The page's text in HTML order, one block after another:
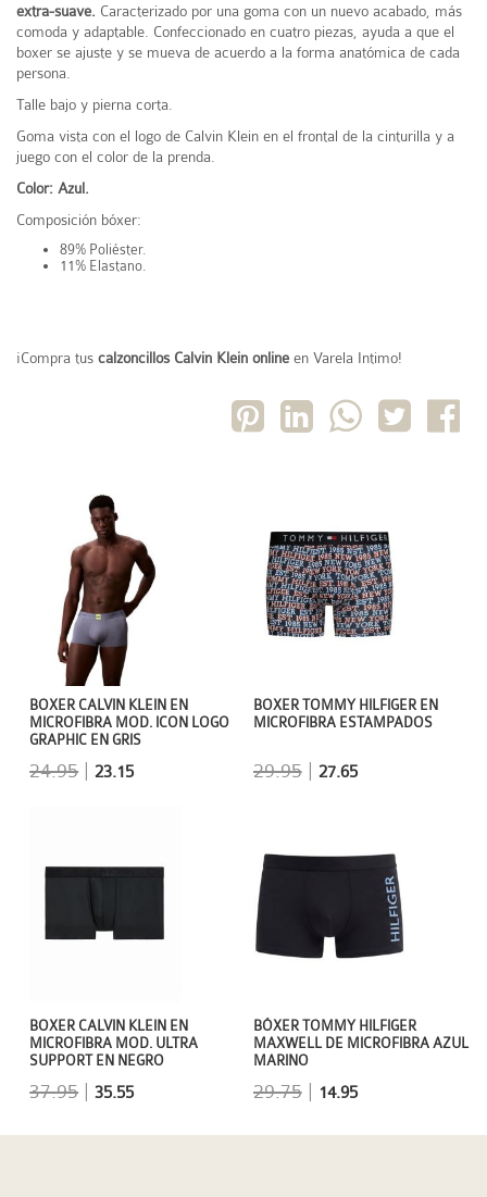
extra-suave. Caracterizado por una goma con un nuevo acabado, más
comoda y adaptable. Confeccionado en cuatro piezas, ayuda a que el
boxer se ajuste y se mueva de acuerdo a la forma anatómica de cada
persona.
Talle bajo y pierna corta.
Goma vista con el logo de Calvin Klein en el frontal de la cinturilla y a
juego con el color de la prenda.
Color: Azul.
Composición bóxer:
89% Poliéster.
11% Elastano.
¡Compra tus calzoncillos Calvin Klein online en Varela Intimo!
BOXER TOMMY HILFIGER EN
MICROFIBRA ESTAMPADOS
29.95| 27.65
BOXER CALVIN KLEIN EN
MICROFIBRA MOD. ICON LOGO
GRAPHIC EN GRIS
24.95 |23.15
BÓXER TOMMY HILFIGER
MAXWELL DE MICROFIBRA AZUL
MARINO
29.75| 14.95
BOXER CALVIN KLEIN EN
MICROFIBRA MOD. ULTRA
SUPPORT EN NEGRO
37.95 |35.55